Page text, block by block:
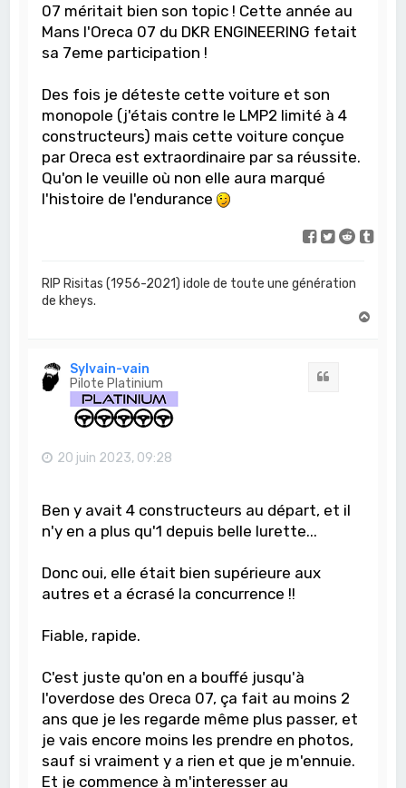
07 méritait bien son topic ! Cette année au
Mans l'Oreca 07 du DKR ENGINEERING fetait
sa 7eme participation !
Des fois je déteste cette voiture et son
monopole (j'étais contre le LMP2 limité à 4
constructeurs) mais cette voiture conçue
par Oreca est extraordinaire par sa réussite.
Qu'on le veuille où non elle aura marqué
l'histoire de l'endurance
RIP Risitas (1956-2021) idole de toute une génération
de kheys.
Sylvain-vain
Pilote Platinium
20 juin 2023, 09:28
Ben y avait 4 constructeurs au départ, et il
n'y en a plus qu'1 depuis belle lurette...
Donc oui, elle était bien supérieure aux
autres et a écrasé la concurrence !!
Fiable, rapide.
C'est juste qu'on en a bouffé jusqu'à
l'overdose des Oreca 07, ça fait au moins 2
ans que je les regarde même plus passer, et
je vais encore moins les prendre en photos,
sauf si vraiment y a rien et que je m'ennuie.
Et je commence à m'interesser au